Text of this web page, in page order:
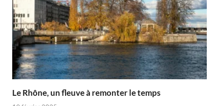
Le Rhône, un fleuve à remonter le temps